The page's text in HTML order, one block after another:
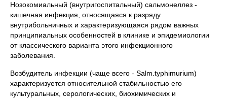
Нозокомиальный (внутригоспитальный) сальмонеллез -
кишечная инфекция, относящаяся к разряду
внутрибольничных и характеризующаяся рядом важных
принципиальных особенностей в клинике и эпидемиологии
от классического варианта этого инфекционного
заболевания.
Возбудитель инфекции (чаще всего - Salm.typhimurium)
характеризуется относительной стабильностью его
культуральных, серологических, биохимических и